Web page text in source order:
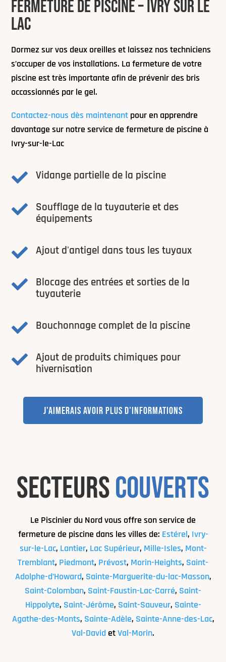
FERMETURE DE PISCINE – IVRY SUR LE
LAC
Dormez sur vos deux oreilles et laissez nos techniciens
s’occuper de vos installations. La fermeture de votre
piscine est très importante afin de prévenir des bris
occassionnés par le gel.
Contactez-nous dès maintenant pour en apprendre
davantage sur notre service de fermeture de piscine à
Ivry-sur-le-Lac
 Vidange partielle de la piscine

Soufflage de la tuyauterie et des
équipements
 Ajout d'antigel dans tous les tuyaux

Blocage des entrées et sorties de la
tuyauterie
 Bouchonnage complet de la piscine

Ajout de produits chimiques pour
hivernisation
J'AIMERAIS AVOIR PLUS D'INFORMATIONS
secteurscouverts
Le Piscinier du Nord vous offre son service de
fermeture de piscine dans les villes de: Estérel, Ivry-
sur-le-Lac, Lantier, Lac Supérieur, Mille-Isles, Mont-
Tremblant, Piedmont, Prévost, Morin-Heights, Saint-
Adolphe-d’Howard, Sainte-Marguerite-du-lac-Masson,
Saint-Colomban, Saint-Faustin-Lac-Carré, Saint-
Hippolyte, Saint-Jérôme, Saint-Sauveur, Sainte-
Agathe-des-Monts, Sainte-Adèle, Sainte-Anne-des-Lac,
Val-David etVal-Morin.